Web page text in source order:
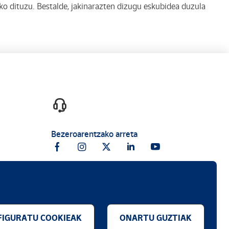
dituzu. Bestalde, jakinarazten dizugu eskubidea duzula
Bezeroarentzako arreta
COOKIEAK ONARTU GUZTIAK